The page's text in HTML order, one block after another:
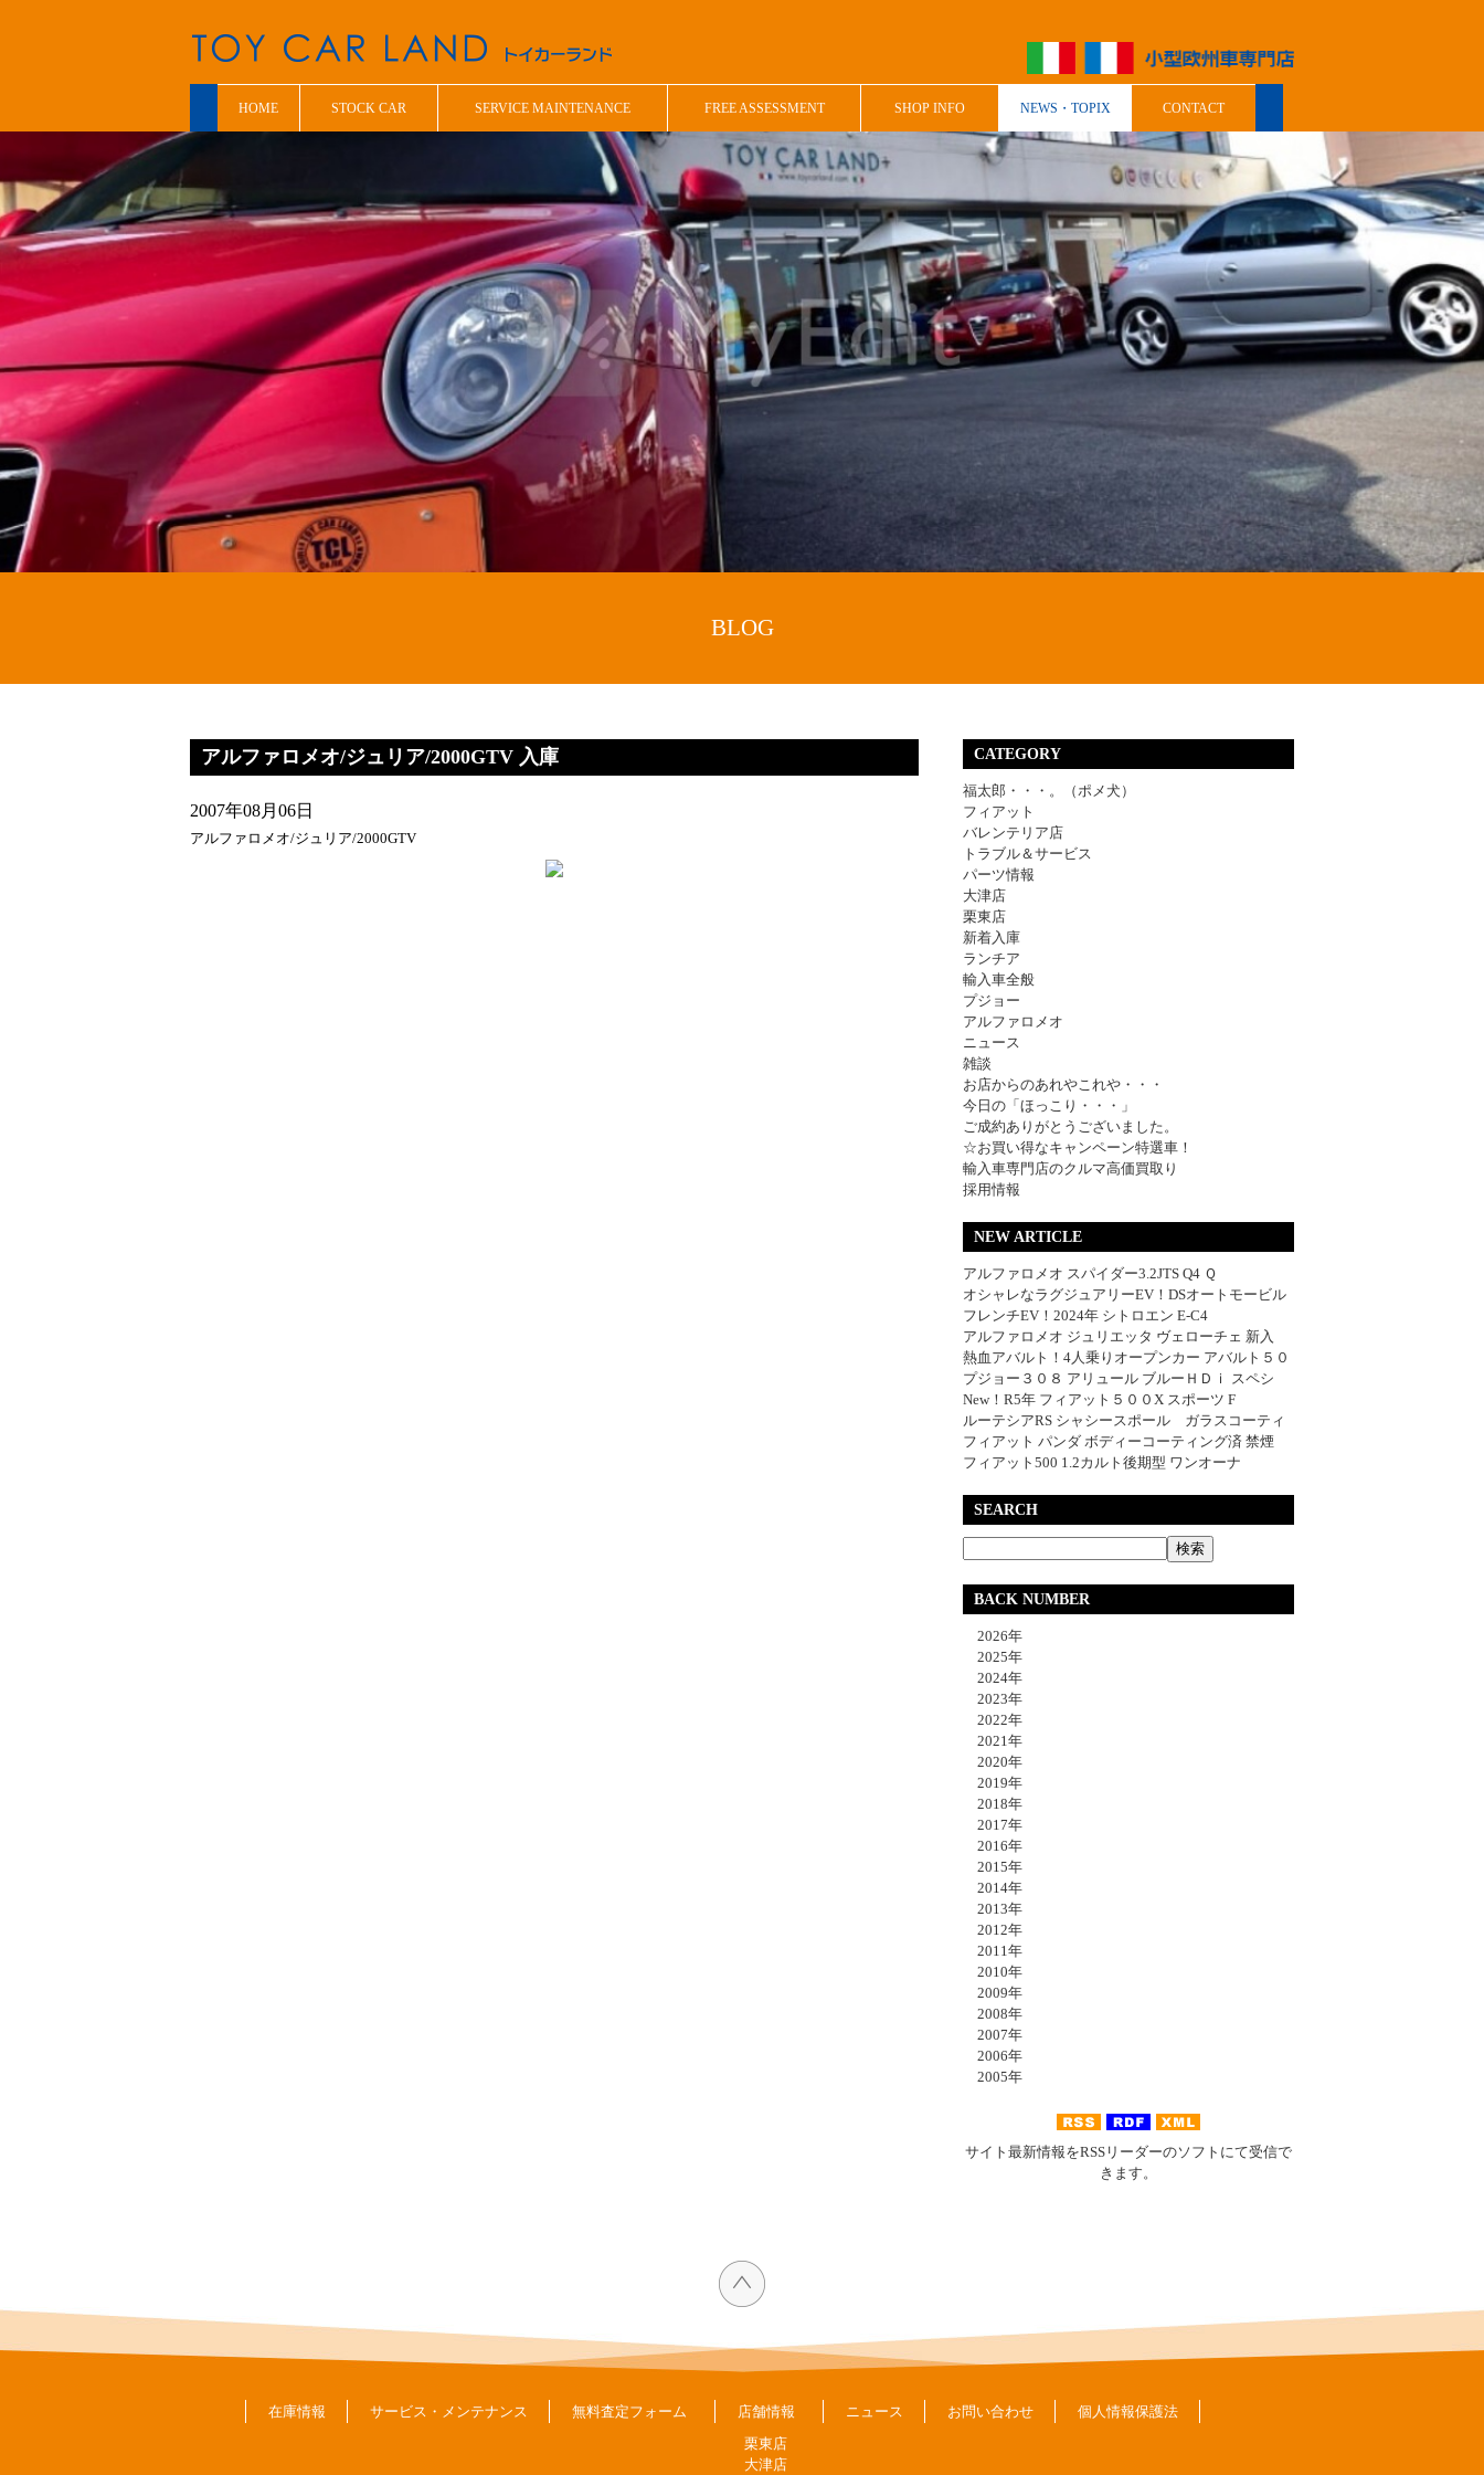
HOME STOCK CAR SERVICE MAINTENANCE FREE ASSESSMENT SHOP INFO NEWS・TOPIX CONTACT
BLOG
アルファロメオ/ジュリア/2000GTV 入庫
2007年08月06日
アルファロメオ/ジュリア/2000GTV
CATEGORY
福太郎・・・。（ポメ犬）
フィアット
バレンテリア店
トラブル＆サービス
パーツ情報
大津店
栗東店
新着入庫
ランチア
輸入車全般
プジョー
アルファロメオ
ニュース
雑談
お店からのあれやこれや・・・
今日の「ほっこり・・・」
ご成約ありがとうございました。
☆お買い得なキャンペーン特選車！
輸入車専門店のクルマ高価買取り
採用情報
NEW ARTICLE
アルファロメオ スパイダー3.2JTS Q4 Ｑ
オシャレなラグジュアリーEV！DSオートモービル
フレンチEV！2024年 シトロエン E-C4
アルファロメオ ジュリエッタ ヴェローチェ 新入
熱血アバルト！4人乗りオープンカー アバルト５０
プジョー３０８ アリュール ブルーＨＤｉ スペシ
New！R5年 フィアット５００X スポーツ F
ルーテシアRS シャシースポール ガラスコーティ
フィアット パンダ ボディーコーティング済 禁煙
フィアット500 1.2カルト後期型 ワンオーナ
SEARCH
BACK NUMBER
2026年
2025年
2024年
2023年
2022年
2021年
2020年
2019年
2018年
2017年
2016年
2015年
2014年
2013年
2012年
2011年
2010年
2009年
2008年
2007年
2006年
2005年
サイト最新情報をRSSリーダーのソフトにて受信で
きます。
在庫情報 サービス・メンテナンス 無料査定フォーム
店舗情報
栗東店
大津店
ニュース お問い合わせ 個人情報保護法